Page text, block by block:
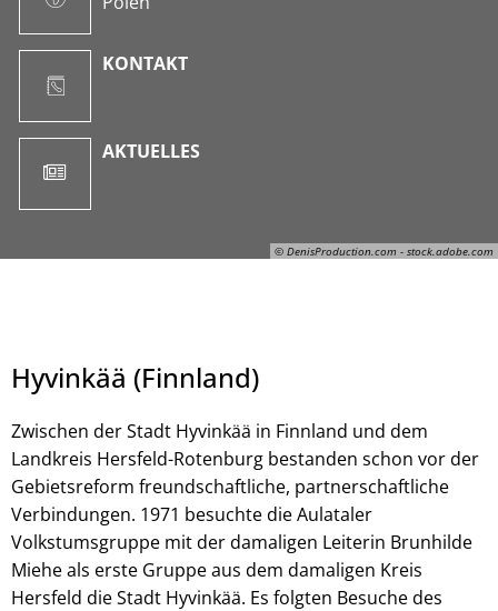
© DenisProduction.com - stock.adobe.com
© DenisProduction.com - stock.adobe.com
KONTAKT
AKTUELLES
Hyvinkää (Finnland)
Zwischen der Stadt Hyvinkää in Finnland und dem
Landkreis Hersfeld-Rotenburg bestanden schon vor der
Gebietsreform freundschaftliche, partnerschaftliche
Verbindungen. 1971 besuchte die Aulataler
Volkstumsgruppe mit der damaligen Leiterin Brunhilde
Miehe als erste Gruppe aus dem damaligen Kreis
Hersfeld die Stadt Hyvinkää. Es folgten Besuche des